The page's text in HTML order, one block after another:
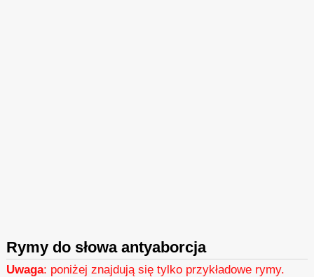
Rymy do słowa antyaborcja
Uwaga: poniżej znajdują się tylko przykładowe rymy.